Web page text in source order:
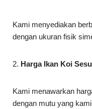
Kami menyediakan
dengan ukuran fisik
2. Harga Ikan Koi
Kami menawarkan
dengan mutu yang